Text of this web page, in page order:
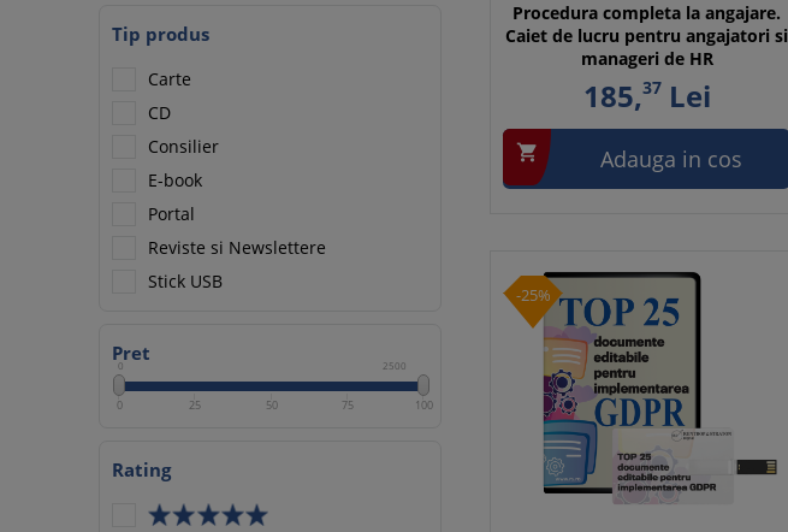
Tip produs
Carte
CD
Consilier
E-book
Portal
Reviste si Newslettere
Stick USB
Pret
0 2500
0 25 50 75 100
Rating
Procedura completa la angajare.
Caiet de lucru pentru angajatori si
manageri de HR
185,37Lei
 Adauga in cos
-25%